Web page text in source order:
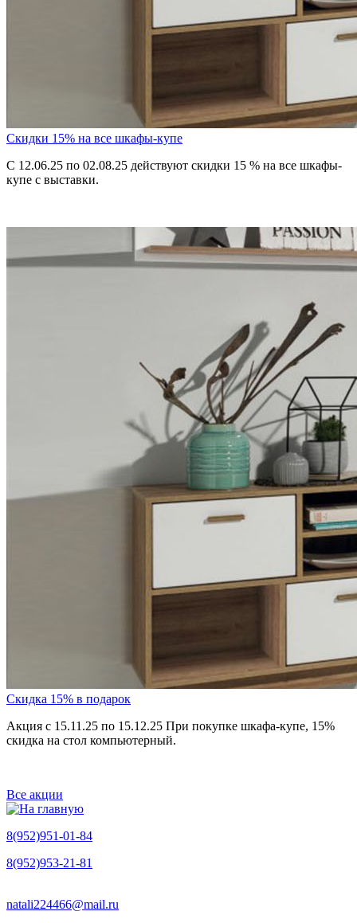
Скидки 15% на все шкафы-купе
С 12.06.25 по 02.08.25 действуют скидки 15 % на все шкафы-
купе с выставки.
Скидка 15% в подарок
Акция с 15.11.25 по 15.12.25 При покупке шкафа-купе, 15%
скидка на стол компьютерный.
Все акции
8(952)951-01-84
8(952)953-21-81
natali224466@mail.ru